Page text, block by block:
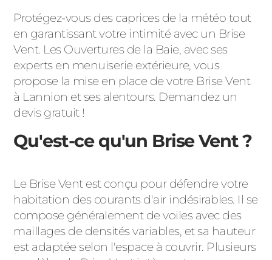
Protégez-vous des caprices de la météo tout
en garantissant votre intimité avec un Brise
Vent. Les Ouvertures de la Baie, avec ses
experts en menuiserie extérieure, vous
propose la mise en place de votre Brise Vent
à Lannion et ses alentours. Demandez un
devis gratuit !
Qu'est-ce qu'un Brise Vent ?
Le Brise Vent est conçu pour défendre votre
habitation des courants d'air indésirables. Il se
compose généralement de voiles avec des
maillages de densités variables, et sa hauteur
est adaptée selon l'espace à couvrir. Plusieurs